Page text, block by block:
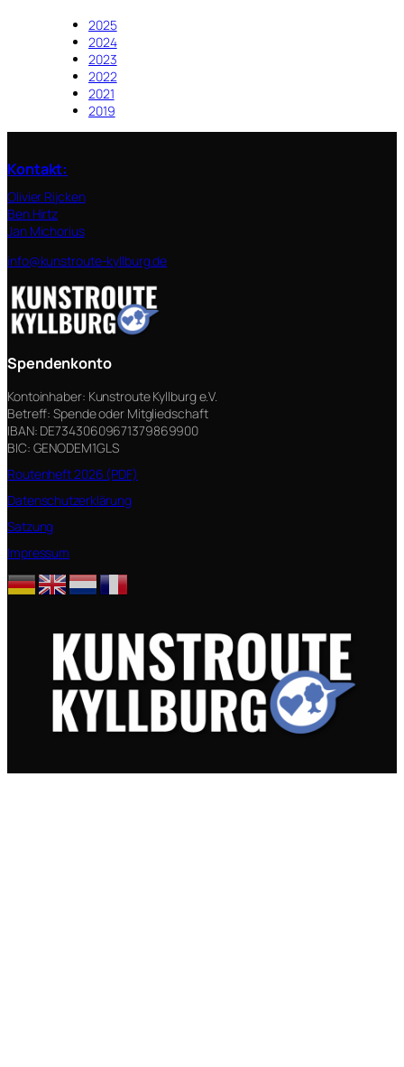
2025
2024
2023
2022
2021
2019
Kontakt:
Olivier Rijcken
Ben Hirtz
Jan Michorius
info@kunstroute-kyllburg.de
Spendenkonto
Kontoinhaber: Kunstroute Kyllburg e.V.
Betreff: Spende oder Mitgliedschaft
IBAN: DE73430609671379869900
BIC: GENODEM1GLS
Routenheft 2026 (PDF)
Datenschutzerklärung
Satzung
Impressum